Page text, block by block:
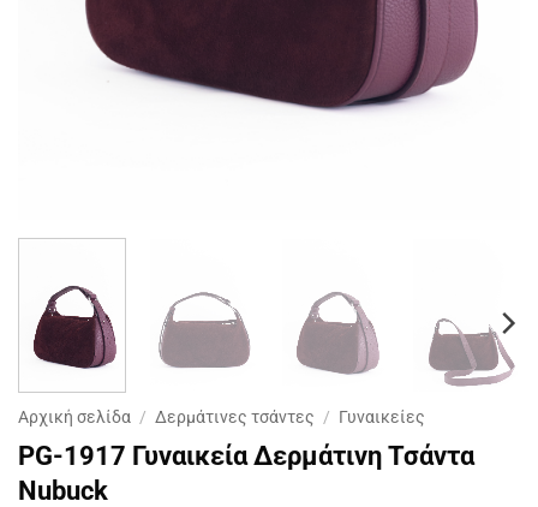
Αρχική σελίδα / Δερμάτινες τσάντες / Γυναικείες
PG-1917 Γυναικεία Δερμάτινη Τσάντα
Nubuck